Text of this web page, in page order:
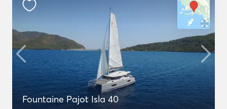
Fountaine Pajot Isla 40